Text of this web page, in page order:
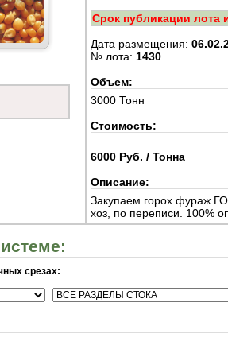
Срок публикации лота
Дата размещения:
№ лота: 1430
Объем:
3000 Тонн
Стоимость:
6000 Руб. / Тонна
Описание:
Закупаем горох фураж
хоз, по переписи. 100%
срезах: